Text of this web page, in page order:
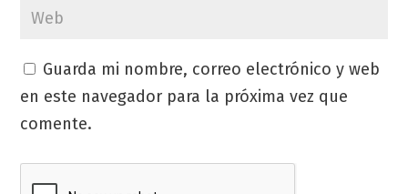
Guarda mi nombre, correo electrónico y web
en este navegador para la próxima vez que
comente.